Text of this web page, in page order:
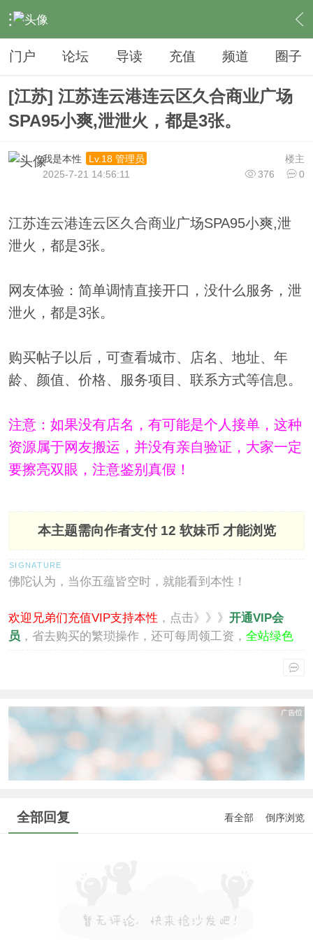
› 夜生活 › SPA › 内容
门户 论坛 导读 充值 频道 圈子
[江苏] 江苏连云港连云区久合商业广场
SPA95小爽,泄泄火，都是3张。
楼主
我是本性
Lv.18 管理员
376
0
2025-7-21 14:56:11
江苏连云港连云区久合商业广场SPA95小爽,泄
泄火，都是3张。
网友体验：简单调情直接开口，没什么服务，泄
泄火，都是3张。
购买帖子以后，可查看城市、店名、地址、年
龄、颜值、价格、服务项目、联系方式等信息。
注意：如果没有店名，有可能是个人接单，这种
资源属于网友搬运，并没有亲自验证，大家一定
要擦亮双眼，注意鉴别真假！
本主题需向作者支付 12 软妹币 才能浏览
佛陀认为，当你五蕴皆空时，就能看到本性！
欢迎兄弟们充值VIP支持本性 ，点击》》》 开通VIP会
员 ，省去购买的繁琐操作，还可每周领工资， 全站绿色
全部回复 看全部 倒序浏览